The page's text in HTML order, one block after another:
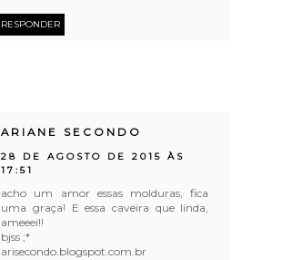
RESPONDER
ARIANE SECONDO
28 DE AGOSTO DE 2015 ÀS
17:51
acho um amor essas molduras, fica
uma graça! E essa caveira que linda,
ameeei!!
bjss ;*
arisecondo.blogspot.com.br